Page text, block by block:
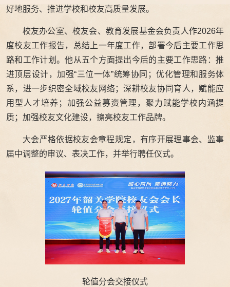
好地服务、推进学校和校友高质量发展。
校友办公室、校友会、教育发展基金会负责人作2026年
度校友工作报告，总结上一年度工作，部署今后主要工作思
路和工作计划。他从五个方面提出今后的主要工作思路：推
进顶层设计，加强“三位一体”统筹协同；优化管理和服务体
系，进一步织密全域校友网络；深耕校友协同育人，赋能应
用型人才培养；加强公益募资管理，聚力赋能学校内涵提
质；加强校友文化建设，擦亮校友工作品牌。
大会严格依据校友会章程规定，有序开展理事会、监事
届中调整的审议、表决工作，并举行聘任仪式。
轮值分会交接仪式